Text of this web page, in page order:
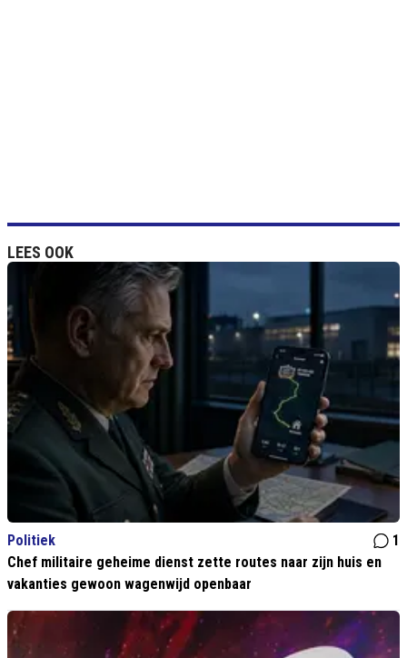
LEES OOK
Politiek
1
Chef militaire geheime dienst zette routes naar zijn huis en
vakanties gewoon wagenwijd openbaar